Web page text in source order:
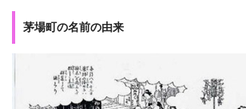
茅場町の名前の由来